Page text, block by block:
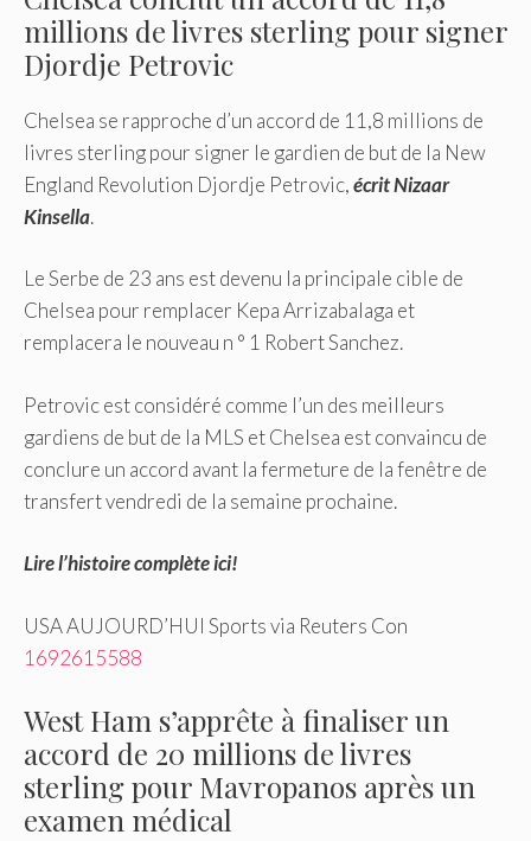
millions de livres sterling pour signer
Djordje Petrovic
Chelsea se rapproche d’un accord de 11,8 millions de
livres sterling pour signer le gardien de but de la New
England Revolution Djordje Petrovic,écrit Nizaar
Kinsella.
Le Serbe de 23 ans est devenu la principale cible de
Chelsea pour remplacer Kepa Arrizabalaga et
remplacera le nouveau n ° 1 Robert Sanchez.
Petrovic est considéré comme l’un des meilleurs
gardiens de but de la MLS et Chelsea est convaincu de
conclure un accord avant la fermeture de la fenêtre de
transfert vendredi de la semaine prochaine.
Lire l’histoire complète ici!
USA AUJOURD’HUI Sports via Reuters Con
1692615588
West Ham s’apprête à finaliser un
accord de 20 millions de livres
sterling pour Mavropanos après un
examen médical